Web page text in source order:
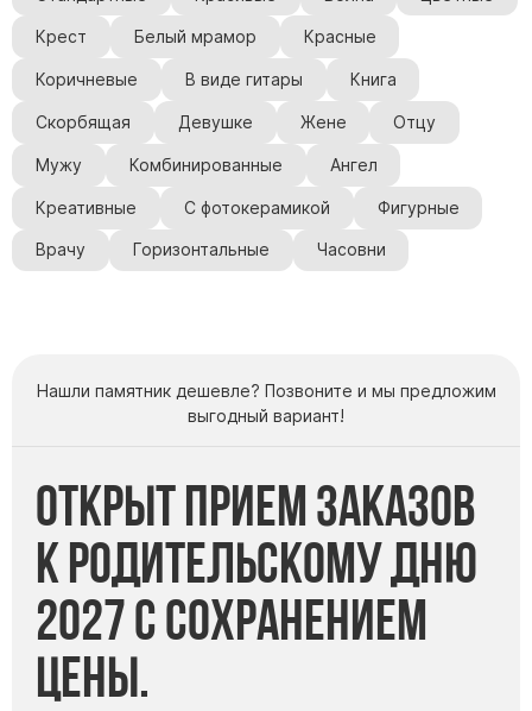
Крест Белый мрамор Красные
Коричневые В виде гитары Книга
Скорбящая Девушке Жене Отцу
Мужу Комбинированные Ангел
Креативные С фотокерамикой Фигурные
Врачу Горизонтальные Часовни
Нашли памятник дешевле? Позвоните и мы предложим
выгодный вариант!
Открыт прием заказов
к Родительскому дню
2027 с сохранением
цены.